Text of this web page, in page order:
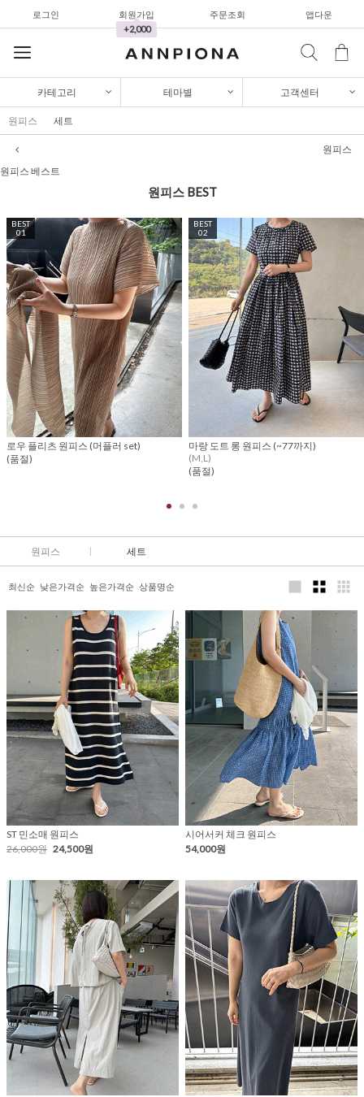
로그인
회원가입
+2,000
주문조회 앱다운
한정세일
셔츠&블라우스
가디건/니트
와이드팬츠
셔츠&블라우스
가디건/니트
와이드팬츠
한정세일
카테고리 테마별 고객센터
원피스 세트
원피스
원피스 베스트
원피스 BEST
BEST
01
로우 플리츠 원피스 (머플러 set)
(품절)
BEST
02
마랑 도트 롱 원피스 (~77까지)
(M,L)
(품절)
원피스 세트
최신순 낮은가격순 높은가격순 상품명순
ST 민소매 원피스
26,000원 24,500원
시어서커 체크 원피스
54,000원